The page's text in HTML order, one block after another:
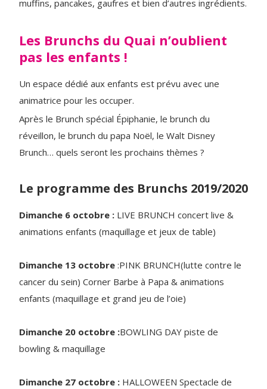
muffins, pancakes, gaufres et bien d’autres ingrédients.
Les Brunchs du Quai n’oublient
pas les enfants !
Un espace dédié aux enfants est prévu avec une
animatrice pour les occuper.
Après le Brunch spécial Épiphanie, le brunch du
réveillon, le brunch du papa Noël, le Walt Disney
Brunch… quels seront les prochains thèmes ?
Le programme des Brunchs 2019/2020
Dimanche 6 octobre : LIVE BRUNCH concert live &
animations enfants (maquillage et jeux de table)
Dimanche 13 octobre :PINK BRUNCH(lutte contre le
cancer du sein) Corner Barbe à Papa & animations
enfants (maquillage et grand jeu de l’oie)
Dimanche 20 octobre :BOWLING DAY piste de
bowling & maquillage
Dimanche 27 octobre : HALLOWEEN Spectacle de